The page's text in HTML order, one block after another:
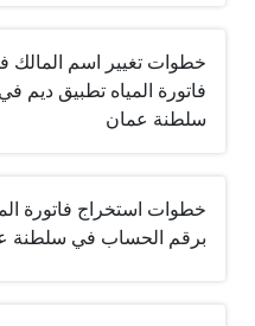
خطوات تغيير اسم المالك
فاتورة المياه تطبيق ديم في
سلطنة عمان
خطوات استخراج فاتورة
برقم الحساب في سلطنة